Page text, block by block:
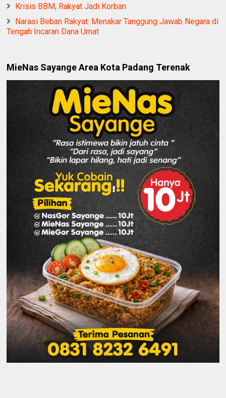
Krisis BBM, Rakyat Jadi Korban
Narasi Beban Rakyat: Menakar Tanggung Jawab Negara di
Tengah Incaran Dana Umat
MieNas Sayange Area Kota Padang Terenak